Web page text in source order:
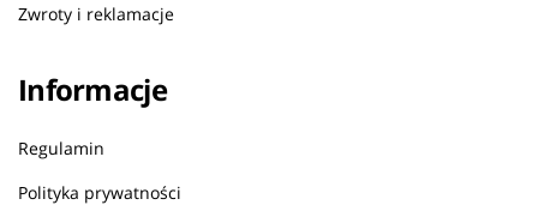
Zwroty i reklamacje
Informacje
Regulamin
Polityka prywatności